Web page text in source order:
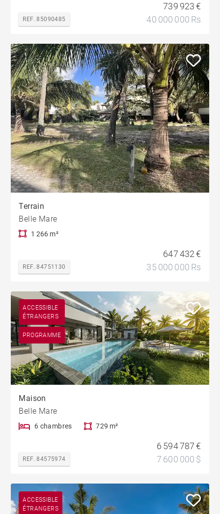
REF. 85090485
739 923 €
40 000 000 Rs
Terrain
Belle Mare
1 266 m²
REF. 84751130
647 432 €
35 000 000 Rs
ACCESSIBLE
ÉTRANGERS
PROGRAMME
Maison
Belle Mare
6 chambres 729 m²
REF. 84575974
6 594 787 €
7 600 000 $
ACCESSIBLE
ÉTRANGERS